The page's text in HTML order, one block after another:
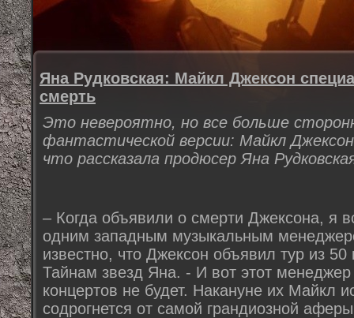
Яна Рудковская: Майкл Джексон
смерть
Это невероятно, но все больше
фантастической версии: Майкл
что рассказала продюсер Яна
– Когда объявили о смерти Джексона, я
одним западным музыкальным
известно, что Джексон объявил тур из 50
Тайнам звезд Яна. - И вот этот
концертов не будет. Накануне их Майкл
содрогнется от самой грандиозной